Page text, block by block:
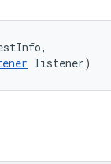
listener)